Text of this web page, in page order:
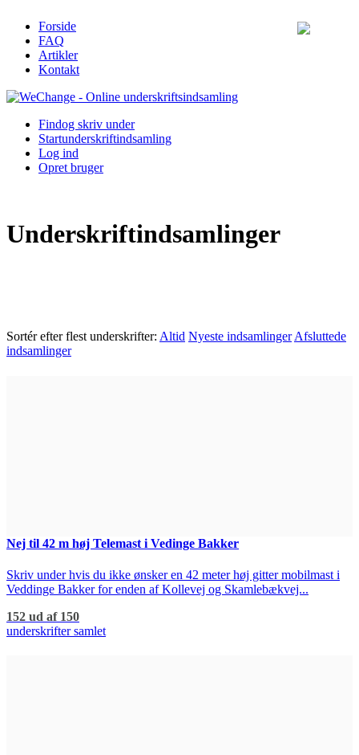
Forside
FAQ
Artikler
Kontakt
Findog skriv under
Startunderskriftindsamling
Log ind
Opret bruger
Underskriftindsamlinger
Sortér efter flest underskrifter: Altid Nyeste indsamlingerAfsluttede
indsamlinger
Nej til 42 m høj Telemast i Vedinge Bakker
Skriv under hvis du ikke ønsker en 42 meter høj gitter mobilmast i
Veddinge Bakker for enden af Kollevej og Skamlebækvej...
152 ud af 150
underskrifter samlet